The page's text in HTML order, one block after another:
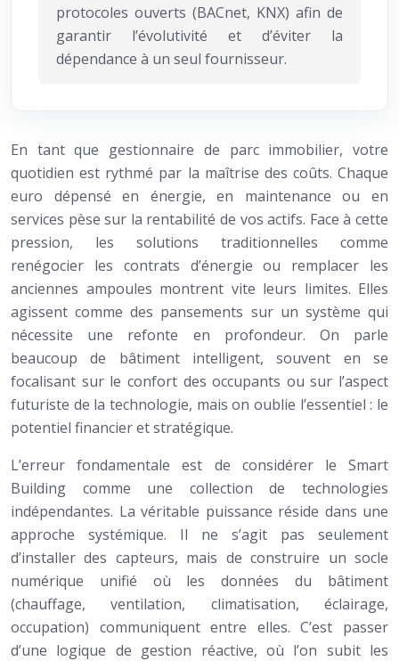
protocoles ouverts (BACnet, KNX) afin de
garantir l’évolutivité et d’éviter la
dépendance à un seul fournisseur.
En tant que gestionnaire de parc immobilier, votre
quotidien est rythmé par la maîtrise des coûts. Chaque
euro dépensé en énergie, en maintenance ou en
services pèse sur la rentabilité de vos actifs. Face à cette
pression, les solutions traditionnelles comme
renégocier les contrats d’énergie ou remplacer les
anciennes ampoules montrent vite leurs limites. Elles
agissent comme des pansements sur un système qui
nécessite une refonte en profondeur. On parle
beaucoup de bâtiment intelligent, souvent en se
focalisant sur le confort des occupants ou sur l’aspect
futuriste de la technologie, mais on oublie l’essentiel : le
potentiel financier et stratégique.
L’erreur fondamentale est de considérer le Smart
Building comme une collection de technologies
indépendantes. La véritable puissance réside dans une
approche systémique. Il ne s’agit pas seulement
d’installer des capteurs, mais de construire un socle
numérique unifié où les données du bâtiment
(chauffage, ventilation, climatisation, éclairage,
occupation) communiquent entre elles. C’est passer
d’une logique de gestion réactive, où l’on subit les